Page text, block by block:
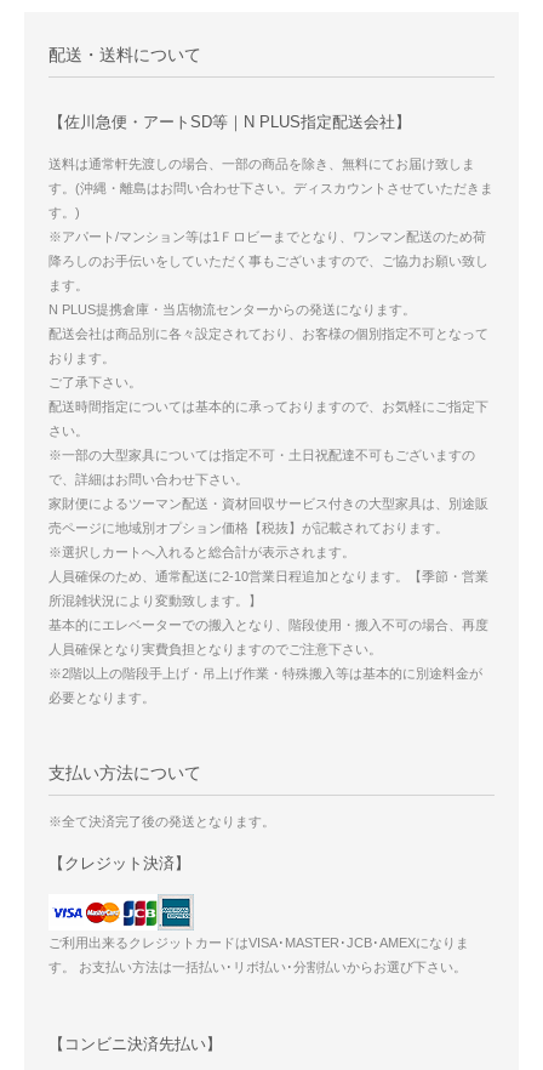
配送・送料について
【佐川急便・アートSD等｜N PLUS指定配送会社】
送料は通常軒先渡しの場合、一部の商品を除き、無料にてお届け致しま
す。(沖縄・離島はお問い合わせ下さい。ディスカウントさせていただきま
す。)
※アパート/マンション等は1Ｆロビーまでとなり、ワンマン配送のため荷
降ろしのお手伝いをしていただく事もございますので、ご協力お願い致し
ます。
N PLUS提携倉庫・当店物流センターからの発送になります。
配送会社は商品別に各々設定されており、お客様の個別指定不可となって
おります。
ご了承下さい。
配送時間指定については基本的に承っておりますので、お気軽にご指定下
さい。
※一部の大型家具については指定不可・土日祝配達不可もございますの
で、詳細はお問い合わせ下さい。
家財便によるツーマン配送・資材回収サービス付きの大型家具は、別途販
売ページに地域別オプション価格【税抜】が記載されております。
※選択しカートへ入れると総合計が表示されます。
人員確保のため、通常配送に2-10営業日程追加となります。【季節・営業
所混雑状況により変動致します。】
基本的にエレベーターでの搬入となり、階段使用・搬入不可の場合、再度
人員確保となり実費負担となりますのでご注意下さい。
※2階以上の階段手上げ・吊上げ作業・特殊搬入等は基本的に別途料金が
必要となります。
支払い方法について
※全て決済完了後の発送となります。
【クレジット決済】
ご利用出来るクレジットカードはVISA･MASTER･JCB･AMEXになりま
す。 お支払い方法は一括払い･リボ払い･分割払いからお選び下さい。
【コンビニ決済先払い】